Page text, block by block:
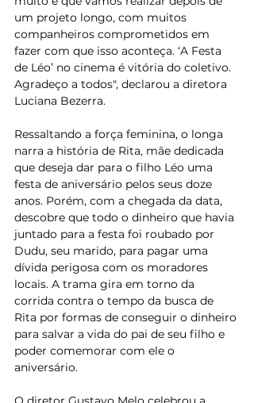
um projeto longo, com muitos
companheiros comprometidos em
fazer com que isso aconteça. ‘A Festa
de Léo’ no cinema é vitória do coletivo.
Agradeço a todos", declarou a diretora
Luciana Bezerra.
Ressaltando a força feminina, o longa
narra a história de Rita, mãe dedicada
que deseja dar para o filho Léo uma
festa de aniversário pelos seus doze
anos. Porém, com a chegada da data,
descobre que todo o dinheiro que havia
juntado para a festa foi roubado por
Dudu, seu marido, para pagar uma
dívida perigosa com os moradores
locais. A trama gira em torno da
corrida contra o tempo da busca de
Rita por formas de conseguir o dinheiro
para salvar a vida do pai de seu filho e
poder comemorar com ele o
aniversário.